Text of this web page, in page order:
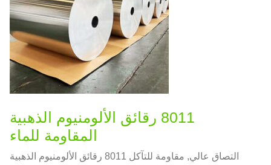
8011 رقائق الألومنيوم الذهبية
المقاومة للماء
التصاق عالي, مقاومة للتآكل 8011 رقائق الألومنيوم الذهبية